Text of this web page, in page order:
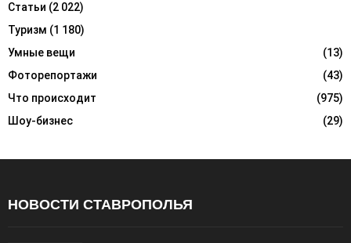
Статьи (2 022)
Туризм (1 180)
Умные вещи
(13)
Фоторепортажи
(43)
Что происходит
(975)
Шоу-бизнес
(29)
НОВОСТИ СТАВРОПОЛЬЯ